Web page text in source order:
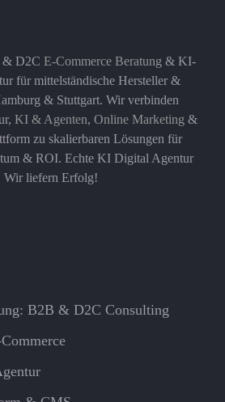
& D2C E-Commerce Beratung & KI-
für mittelständische Hersteller &
& Stuttgart. Wir verbinden
KI & Agenten, Online Marketing &
zu skalierbaren Lösungen für
& ROI. Echte KI Digital Agentur
Wir liefern Erfolg!
B2B & D2C Consulting